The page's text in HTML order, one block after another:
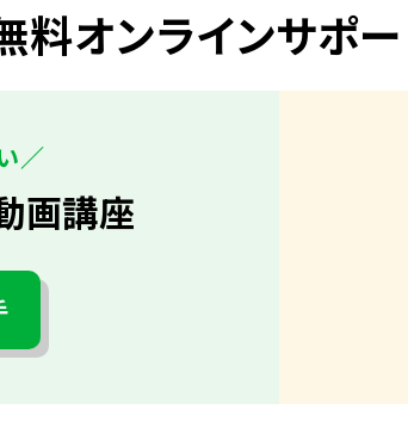
料オンラインサポ
／
画講座